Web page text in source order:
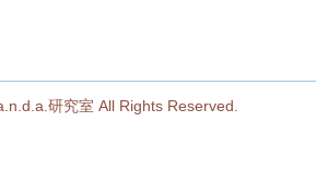
研究室 All Rights Reserved.